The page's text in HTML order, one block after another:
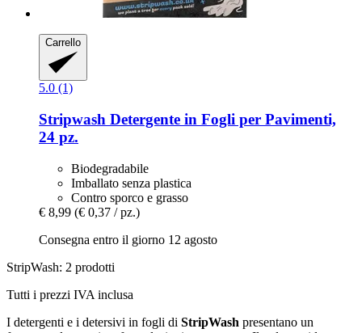
Carrello
5.0 (1)
Stripwash Detergente in Fogli per Pavimenti,
24 pz.
Biodegradabile
Imballato senza plastica
Contro sporco e grasso
€ 8,99 (€ 0,37 / pz.)
Consegna entro il giorno 12 agosto
StripWash: 2 prodotti
Tutti i prezzi IVA inclusa
I detergenti e i detersivi in fogli di StripWash presentano un